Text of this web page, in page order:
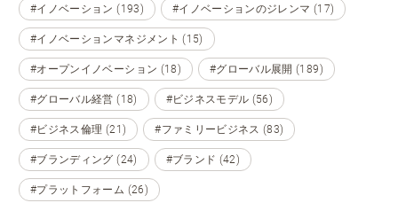
#イノベーション (193) #イノベーションのジレンマ (17)
#イノベーションマネジメント (15)
#オープンイノベーション (18) #グローバル展開 (189)
#グローバル経営 (18) #ビジネスモデル (56)
#ビジネス倫理 (21) #ファミリービジネス (83)
#ブランディング (24) #ブランド (42)
#プラットフォーム (26)